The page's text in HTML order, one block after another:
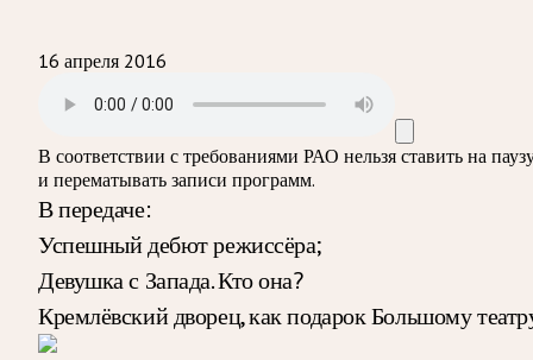
16 апреля 2016
В соответствии с требованиями РАО нельзя ставить на
и перематывать записи программ.
В передаче:
Успешный дебют режиссёра;
Девушка с Запада. Кто она?
Кремлёвский дворец, как подарок Большому